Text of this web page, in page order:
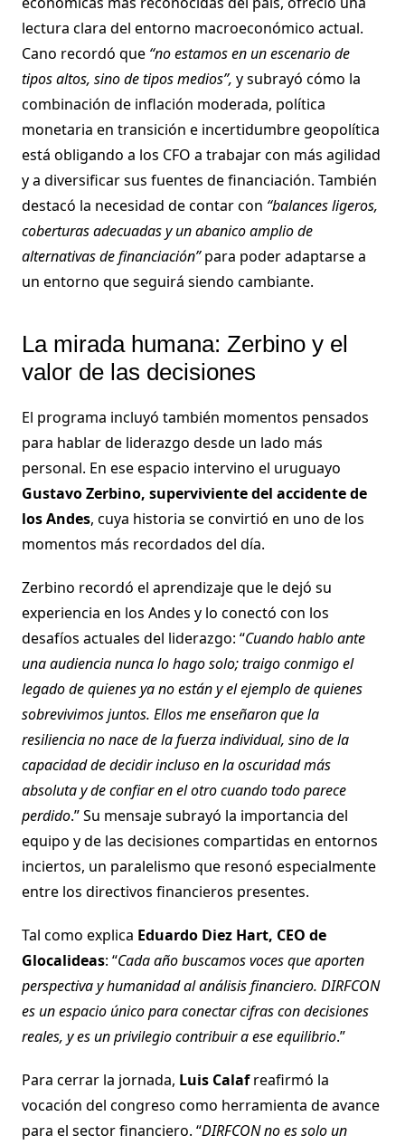
lectura clara del entorno macroeconómico actual.
Cano recordó que “no estamos en un escenario de
tipos altos, sino de tipos medios”, y subrayó cómo la
combinación de inflación moderada, política
monetaria en transición e incertidumbre geopolítica
está obligando a los CFO a trabajar con más agilidad
y a diversificar sus fuentes de financiación. También
destacó la necesidad de contar con “balances ligeros,
coberturas adecuadas y un abanico amplio de
alternativas de financiación”para poder adaptarse a
un entorno que seguirá siendo cambiante.
La mirada humana: Zerbino y el
valor de las decisiones
El programa incluyó también momentos pensados
para hablar de liderazgo desde un lado más
personal. En ese espacio intervino el uruguayo
Gustavo Zerbino, superviviente del accidente de
los Andes, cuya historia se convirtió en uno de los
momentos más recordados del día.
Zerbino recordó el aprendizaje que le dejó su
experiencia en los Andes y lo conectó con los
desafíos actuales del liderazgo: “Cuando hablo ante
una audiencia nunca lo hago solo; traigo conmigo el
legado de quienes ya no están y el ejemplo de quienes
sobrevivimos juntos. Ellos me enseñaron que la
resiliencia no nace de la fuerza individual, sino de la
capacidad de decidir incluso en la oscuridad más
absoluta y de confiar en el otro cuando todo parece
perdido.” Su mensaje subrayó la importancia del
equipo y de las decisiones compartidas en entornos
inciertos, un paralelismo que resonó especialmente
entre los directivos financieros presentes.
Tal como explica Eduardo Diez Hart, CEO de
Glocalideas: “Cada año buscamos voces que aporten
perspectiva y humanidad al análisis financiero. DIRFCON
es un espacio único para conectar cifras con decisiones
reales, y es un privilegio contribuir a ese equilibrio.”
Para cerrar la jornada, Luis Calafreafirmó la
vocación del congreso como herramienta de avance
para el sector financiero. “DIRFCON no es solo un